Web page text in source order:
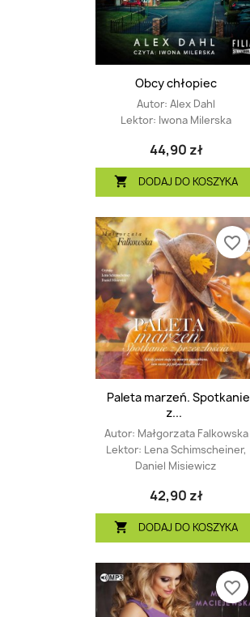
Obcy chłopiec
Autor: Alex Dahl
Lektor: Iwona Milerska
44,90 zł
 DODAJ DO KOSZYKA
Paleta marzeń. Spotkanie
z...
Autor: Małgorzata Falkowska
Lektor: Lena Schimscheiner,
Daniel Misiewicz
42,90 zł
 DODAJ DO KOSZYKA
favorite_border
favorite_border